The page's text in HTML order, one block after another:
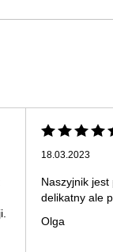
18.03.2023
Naszyjnik
delikatny ale
Olga